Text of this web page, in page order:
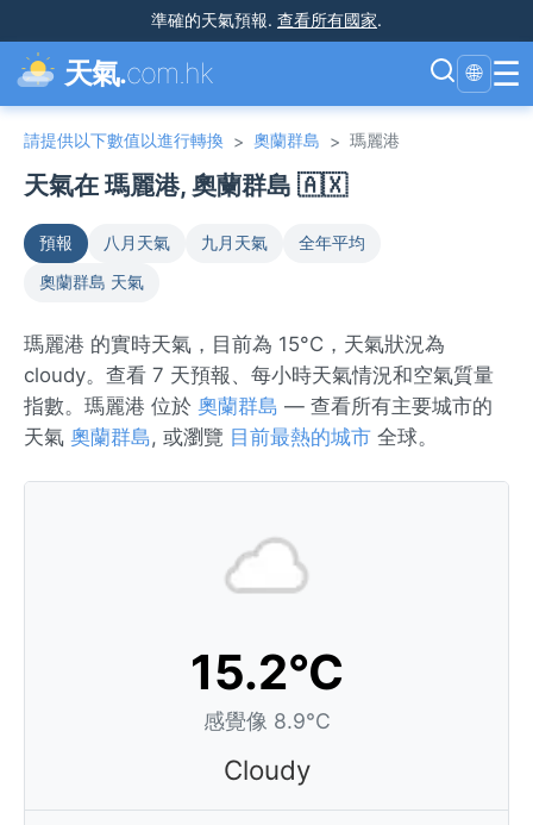
準確的天氣預報. 查看所有國家.
天氣.com.hk 🌐 ☰
請提供以下數值以進行轉換 > 奧蘭群島 > 瑪麗港
天氣在 瑪麗港, 奧蘭群島 🇦🇽
預報 八月天氣 九月天氣
全年平均
奧蘭群島 天氣
瑪麗港 的實時天氣，目前為 15°C，天氣狀況為
cloudy。查看 7 天預報、每小時天氣情況和空氣質量
指數。瑪麗港 位於 奧蘭群島 — 查看所有主要城市的
天氣 奧蘭群島, 或瀏覽 目前最熱的城市 全球。
15.2°C
感覺像 8.9°C
Cloudy